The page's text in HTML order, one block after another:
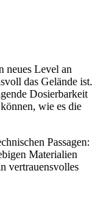
neues Level an
das Gelände ist.
Dosierbarkeit
wie es die
Passagen:
Materialien
vertrauensvolles